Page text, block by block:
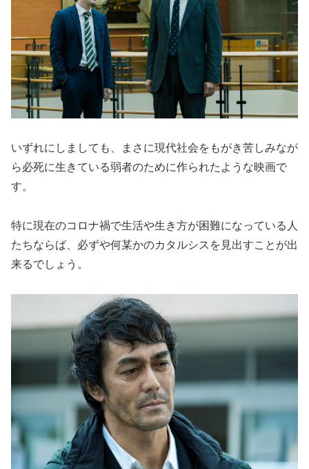
いずれにしましても、まさに現代社会をもがき苦しみなが
ら必死に生きている弱者のために作られたような映画で
す。
特に現在のコロナ禍で生活や生き方が困難になっている人
たちならば、必ずや何某かのカタルシスを見出すことが出
来るでしょう。